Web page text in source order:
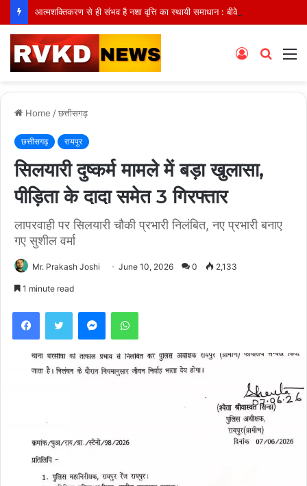
आत्मशक्तिकरण से ही संभव है नशा वृत्ति का स्थायी समाधान : बीके प्रियंका
Search
Log
Home /छत्तीसगढ़
छत्तीसगढ़ रायपुर
सिलयारी दुष्कर्म मामले में बड़ा खुलासा,
पीड़िता के दादा समेत 3 गिरफ्तार
लापरवाही पर सिलयारी चौकी प्रभारी निलंबित, नए प्रभारी बनाए
गए सुशील वर्मा
Mr. Prakash Joshi June 10, 2026 0 2,133
1 minute read
FacebookTwitter MessengerWhatsApp